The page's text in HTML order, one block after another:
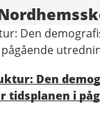
Den
tidsplanen i